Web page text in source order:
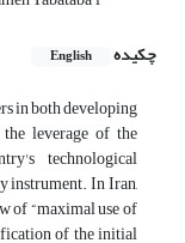
چکیده
English
in both developing
leverage of the
technological
instrument. In Iran,
of “maximal use of
of the initial